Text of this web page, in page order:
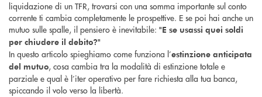
liquidazione di un TFR, trovarsi con una somma importante sul conto
corrente ti cambia completamente le prospettive. E se poi hai anche un
mutuo sulle spalle, il pensiero è inevitabile: "E se usassi quei soldi
per chiudere il debito?"
In questo articolo spieghiamo come funziona l’estinzione anticipata
del mutuo, cosa cambia tra la modalità di estinzione totale e
parziale e qual è l’iter operativo per fare richiesta alla tua banca,
spiccando il volo verso la libertà.